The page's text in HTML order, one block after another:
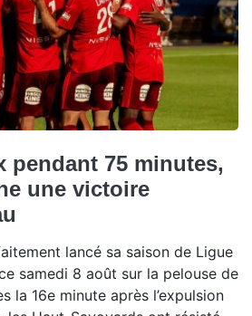
pendant 75 minutes,
une victoire
lancé sa saison de Ligue
samedi 8 août sur la pelouse de
la 16e minute après l’expulsion